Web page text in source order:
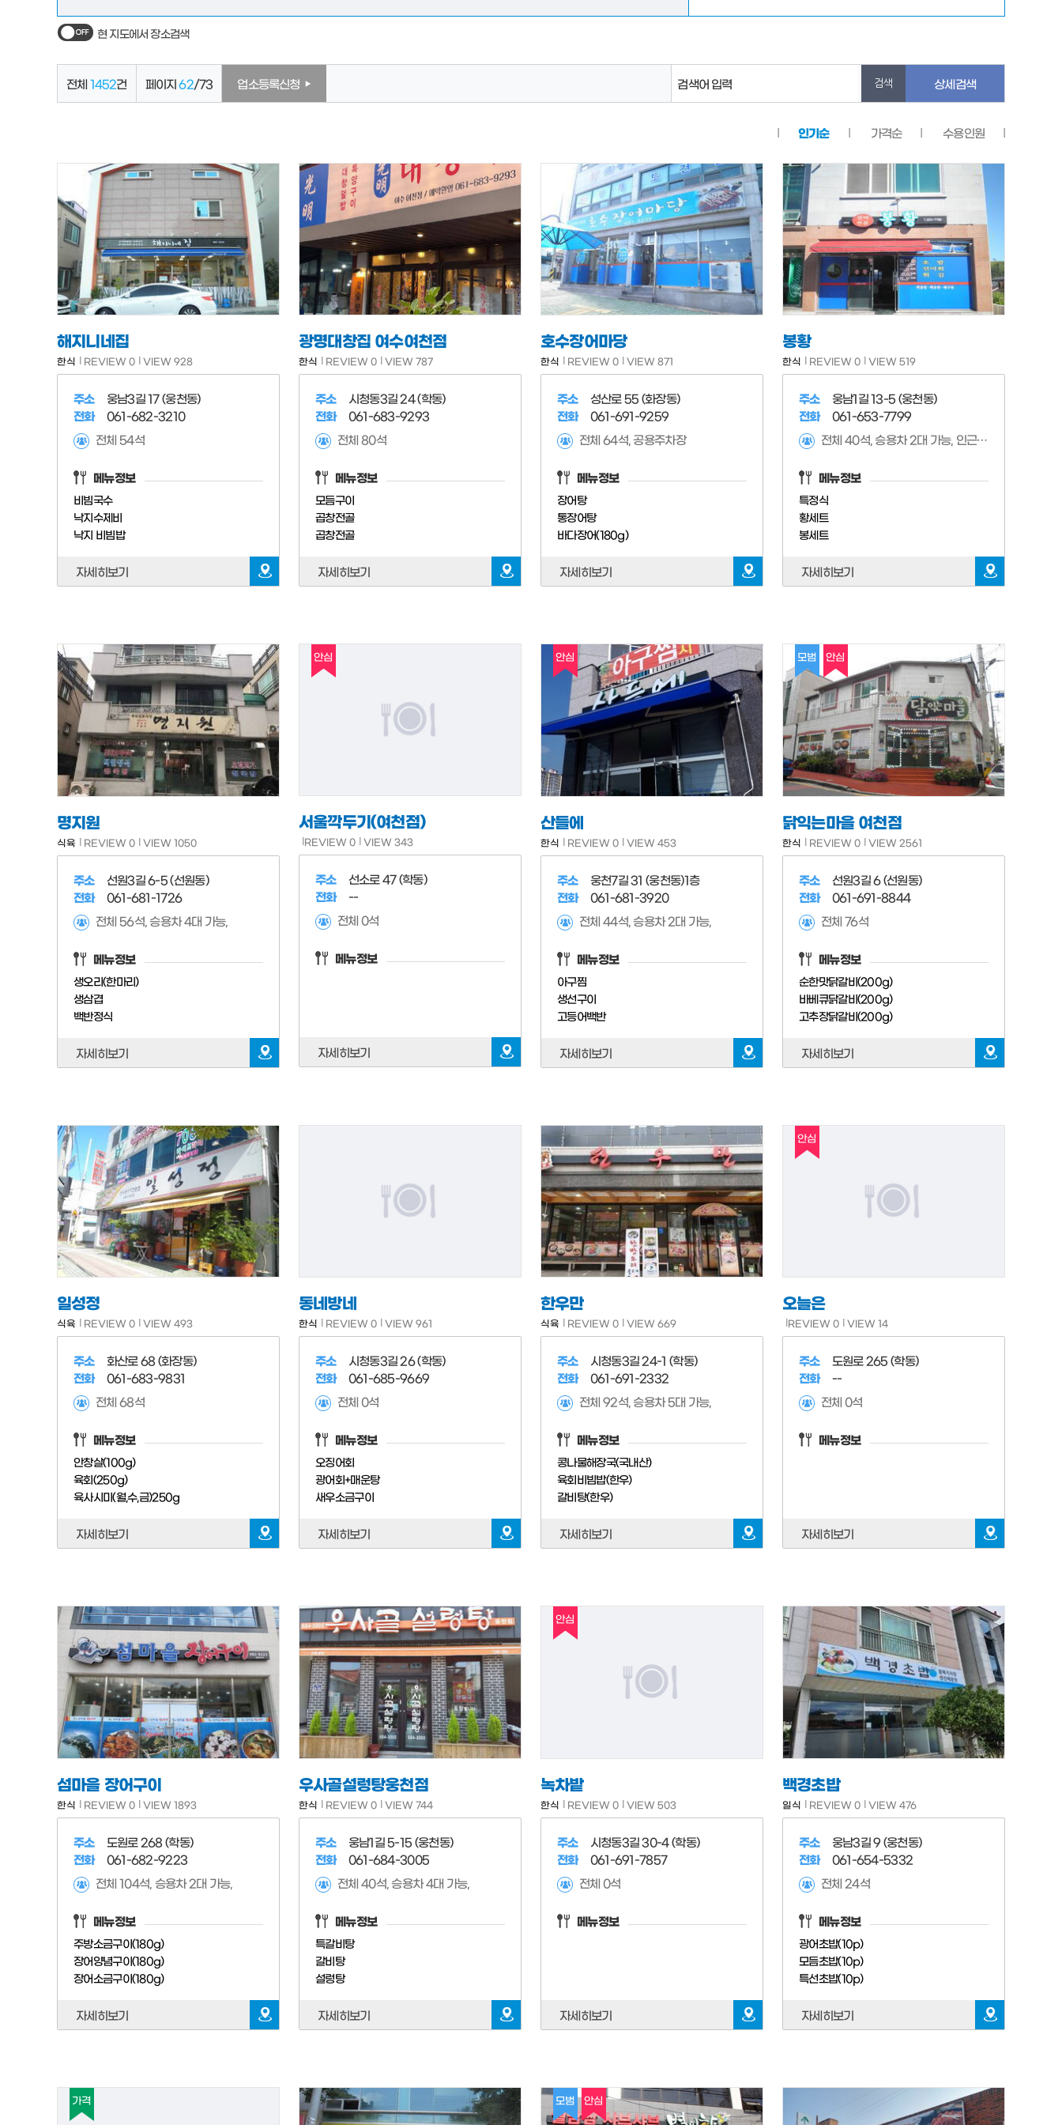
현 지도에서 장소검색
전체 1452건 페이지62/73 업소등록신청 검색어 입력 상세검색
인기순 가격순 수용인원
해지니네집
한식 REVIEW 0 VIEW 928
주소
웅남3길 17 (웅천동)
전화
061-682-3210
전체 54석
메뉴정보
비빔국수
낙지수제비
낙지 비빔밥
자세히보기
광명대창집 여수여천점
한식 REVIEW 0 VIEW 787
주소
시청동3길 24 (학동)
전화
061-683-9293
전체 80석
메뉴정보
모듬구이
곱창전골
곱창전골
자세히보기
호수장어마당
한식 REVIEW 0 VIEW 871
주소
성산로 55 (화장동)
전화
061-691-9259
전체 64석, 공용주차장
메뉴정보
장어탕
통장어탕
바다장어(180g)
자세히보기
봉황
한식 REVIEW 0 VIEW 519
주소
웅남1길 13-5 (웅천동)
전화
061-653-7799
전체 40석, 승용차 2대 가능, 인근 도로변 주차가능
메뉴정보
특정식
황세트
봉세트
자세히보기
명지원
식육 REVIEW 0 VIEW 1050
주소
선원3길 6-5 (선원동)
전화
061-681-1726
전체 56석, 승용차 4대 가능,
메뉴정보
생오리(한마리)
생삼겹
백반정식
자세히보기
안심
서울깍두기(여천점)
REVIEW 0 VIEW 343
주소
선소로 47 (학동)
전화
--
전체 0석
메뉴정보
자세히보기
안심
산들에
한식 REVIEW 0 VIEW 453
주소
웅천7길 31 (웅천동)1층
전화
061-681-3920
전체 44석, 승용차 2대 가능,
메뉴정보
아구찜
생선구이
고등어백반
자세히보기
모범 안심
닭익는마을 여천점
한식 REVIEW 0 VIEW 2561
주소
선원3길 6 (선원동)
전화
061-691-8844
전체 76석
메뉴정보
순한맛닭갈비(200g)
바베큐닭갈비(200g)
고추장닭갈비(200g)
자세히보기
일성정
식육 REVIEW 0 VIEW 493
주소
화산로 68 (화장동)
전화
061-683-9831
전체 68석
메뉴정보
안창살(100g)
육회(250g)
육사시미(월,수,금)250g
자세히보기
동네방네
한식 REVIEW 0 VIEW 961
주소
시청동3길 26 (학동)
전화
061-685-9669
전체 0석
메뉴정보
오징어회
광어회+매운탕
새우소금구이
자세히보기
한우만
식육 REVIEW 0 VIEW 669
주소
시청동3길 24-1 (학동)
전화
061-691-2332
전체 92석, 승용차 5대 가능,
메뉴정보
콩나물해장국(국내산)
육회비빔밥(한우)
갈비탕(한우)
자세히보기
안심
오늘은
REVIEW 0 VIEW 14
주소
도원로 265 (학동)
전화
--
전체 0석
메뉴정보
자세히보기
섬마을 장어구이
한식 REVIEW 0 VIEW 1893
주소
도원로 268 (학동)
전화
061-682-9223
전체 104석, 승용차 2대 가능,
메뉴정보
주방소금구이(180g)
장어양념구이(180g)
장어소금구이(180g)
자세히보기
우사골설렁탕웅천점
한식 REVIEW 0 VIEW 744
주소
웅남1길 5-15 (웅천동)
전화
061-684-3005
전체 40석, 승용차 4대 가능,
메뉴정보
특갈비탕
갈비탕
설렁탕
자세히보기
안심
녹차밭
한식 REVIEW 0 VIEW 503
주소
시청동3길 30-4 (학동)
전화
061-691-7857
전체 0석
메뉴정보
자세히보기
백경초밥
일식 REVIEW 0 VIEW 476
주소
웅남3길 9 (웅천동)
전화
061-654-5332
전체 24석
메뉴정보
광어초밥(10p)
모듬초밥(10p)
특선초밥(10p)
자세히보기
가격 모범 안심